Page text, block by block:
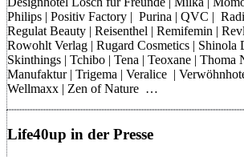
Philips | Positiv Factory | Purina | QVC |
Regulat Beauty | Reisenthel | Remifemin |
Rowohlt Verlag | Rugard Cosmetics | Shinola
Skinthings | Tchibo | Tena | Teoxane | Thoma
Manufaktur | Trigema | Veralice |
Wellmaxx | Zen of Nature …
Life40up in der Presse